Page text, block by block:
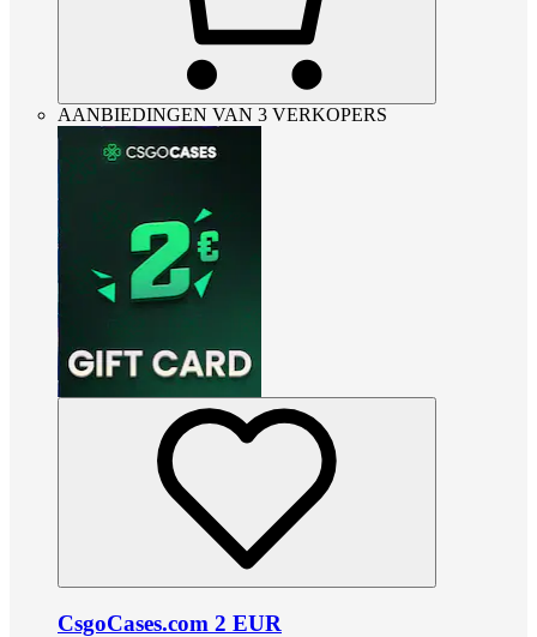
AANBIEDINGEN VAN 3 VERKOPERS
CsgoCases.com 2 EUR